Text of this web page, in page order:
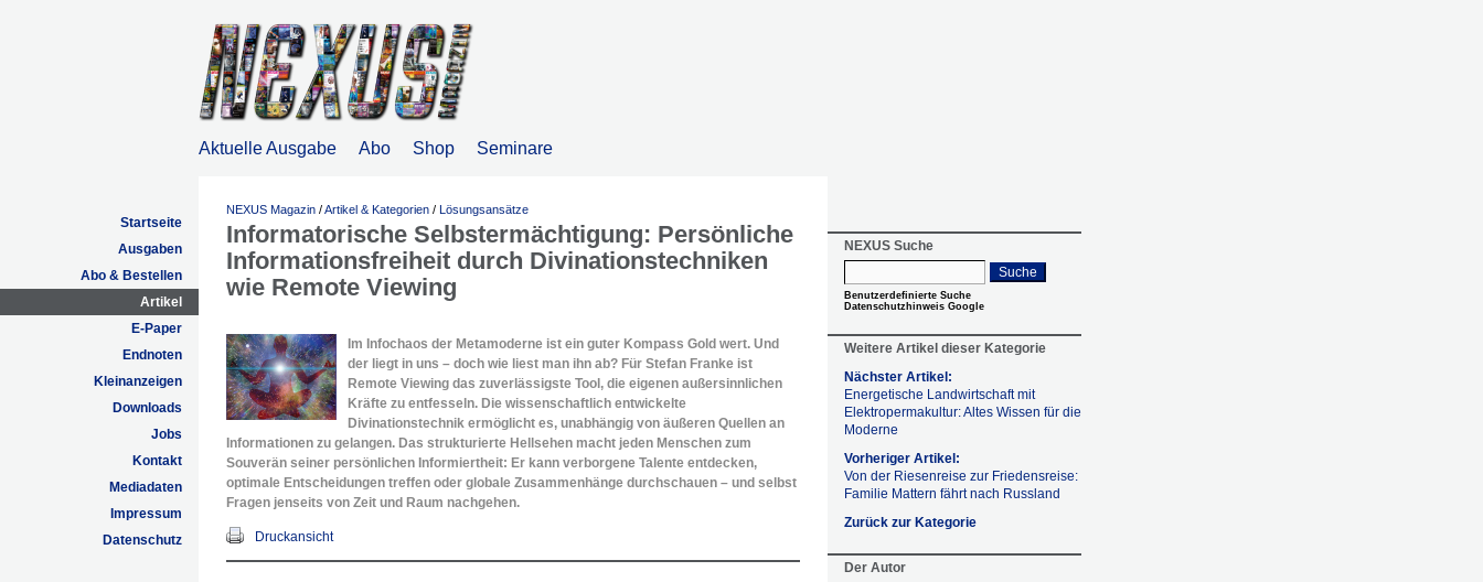
Aktuelle Ausgabe Abo Shop Seminare
Startseite
Ausgaben
Abo & Bestellen
Artikel
E-Paper
Endnoten
Kleinanzeigen
Downloads
Jobs
Kontakt
Mediadaten
Impressum
Datenschutz
NEXUS Magazin /Artikel & Kategorien / Lösungsansätze
Informatorische Selbstermächtigung: Persönliche
Informationsfreiheit durch Divinationstechniken
wie Remote Viewing
Im Infochaos der Metamoderne ist ein guter Kompass Gold wert. Und
der liegt in uns – doch wie liest man ihn ab? Für Stefan Franke ist
Remote Viewing das zuverlässigste Tool, die eigenen außersinnlichen
Kräfte zu entfesseln. Die wissenschaftlich entwickelte
Divinationstechnik ermöglicht es, unabhängig von äußeren Quellen an
Informationen zu gelangen. Das strukturierte Hellsehen macht jeden Menschen zum
Souverän seiner persönlichen Informiertheit: Er kann verborgene Talente entdecken,
optimale Entscheidungen treffen oder globale Zusammenhänge durchschauen – und selbst
Fragen jenseits von Zeit und Raum nachgehen.
Druckansicht
NEXUS Suche
Suche
Benutzerdefinierte Suche
Datenschutzhinweis Google
Weitere Artikel dieser Kategorie
Nächster Artikel:
Energetische Landwirtschaft mit
Elektropermakultur: Altes Wissen für die
Moderne
Vorheriger Artikel:
Von der Riesenreise zur Friedensreise:
Familie Mattern fährt nach Russland
Zurück zur Kategorie
Der Autor